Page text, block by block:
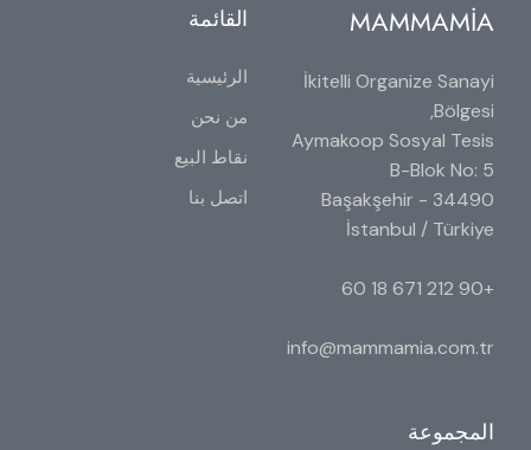
MAMMAMİA
İkitelli Organize Sanayi
Bölgesi,
Aymakoop Sosyal Tesis
B-Blok No: 5
34490 Başakşehir -
İstanbul / Türkiye
+90 212 671 18 60
info@mammamia.com.tr
القائمة
الرئيسية
من نحن
نقاط البيع
اتصل بنا
المجموعة